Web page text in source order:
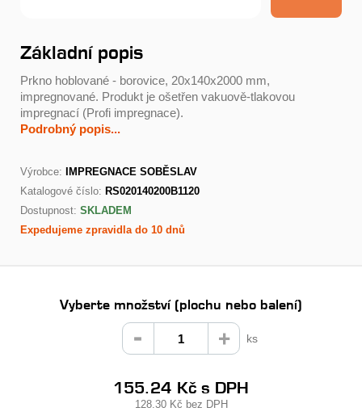
Základní popis
Prkno hoblované - borovice, 20x140x2000 mm,
impregnované. Produkt je ošetřen vakuově-tlakovou
impregnací (Profi impregnace).
Podrobný popis...
Výrobce:
IMPREGNACE SOBĚSLAV
Katalogové číslo: RS020140200B1120
Dostupnost: SKLADEM
Expedujeme zpravidla do 10 dnů
Vyberte množství (plochu nebo balení)
ks
155.24 Kč s DPH
128.30 Kč bez DPH